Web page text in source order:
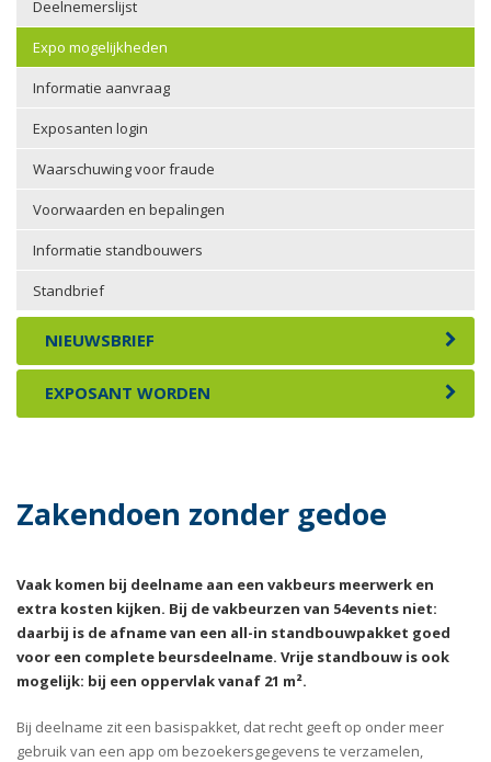
Deelnemerslijst
Expo mogelijkheden
Informatie aanvraag
Exposanten login
Waarschuwing voor fraude
Voorwaarden en bepalingen
Informatie standbouwers
Standbrief
NIEUWSBRIEF
EXPOSANT WORDEN
Zakendoen zonder gedoe
Vaak komen bij deelname aan een vakbeurs meerwerk en
extra kosten kijken. Bij de vakbeurzen van 54events niet:
daarbij is de afname van een all-in standbouwpakket goed
voor een complete beursdeelname. Vrije standbouw is ook
mogelijk: bij een oppervlak vanaf 21 m².
Bij deelname zit een basispakket, dat recht geeft op onder meer
gebruik van een app om bezoekersgegevens te verzamelen,